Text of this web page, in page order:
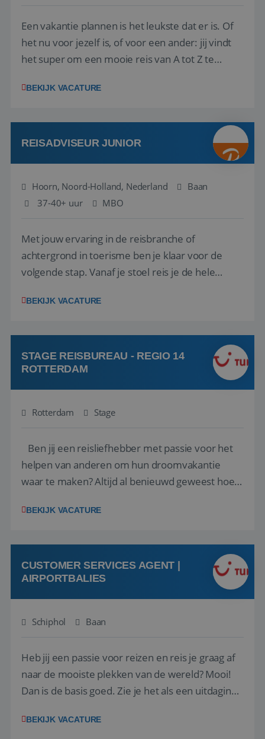
Een vakantie plannen is het leukste dat er is. Of
het nu voor jezelf is, of voor een ander: jij vindt
het super om een mooie reis van A tot Z te
vakantiegangers de meest prachtige plekjes op
werken: of het nu gaat om vragen ...
BEKIJK VACATURE
REISADVISEUR JUNIOR
Hoorn, Noord-Holland, Nederland
Baan
37-40+ uur
MBO
Met jouw ervaring in de reisbranche of
achtergrond in toerisme ben je klaar voor de
volgende stap. Vanaf je stoel reis je de hele
wensen van je team, je klant en wat er in de
klanten te overtuigen om die droomreis te
boeken! ...
BEKIJK VACATURE
STAGE REISBUREAU - REGIO 14
ROTTERDAM
Rotterdam Stage
Ben jij een reisliefhebber met passie voor het
helpen van anderen om hun droomvakantie
waar te maken? Altijd al benieuwd geweest hoe
van de grootste reisorganisaties? Dan is een
op zoek naar een enthousiaste, leergie...
BEKIJK VACATURE
CUSTOMER SERVICES AGENT |
AIRPORTBALIES
Schiphol Baan
Heb jij een passie voor reizen en reis je graag af
naar de mooiste plekken van de wereld? Mooi!
Dan is de basis goed. Zie je het als een uitdaging
het samenstellen en boeken van de perfecte
BEKIJK VACATURE